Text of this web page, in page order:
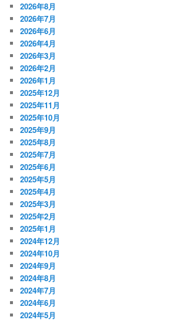
2026年8月
2026年7月
2026年6月
2026年4月
2026年3月
2026年2月
2026年1月
2025年12月
2025年11月
2025年10月
2025年9月
2025年8月
2025年7月
2025年6月
2025年5月
2025年4月
2025年3月
2025年2月
2025年1月
2024年12月
2024年10月
2024年9月
2024年8月
2024年7月
2024年6月
2024年5月